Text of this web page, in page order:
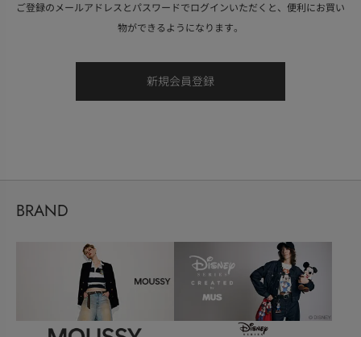
ご登録のメールアドレスとパスワードでログインいただくと、便利にお買い
物ができるようになります。
BRAND